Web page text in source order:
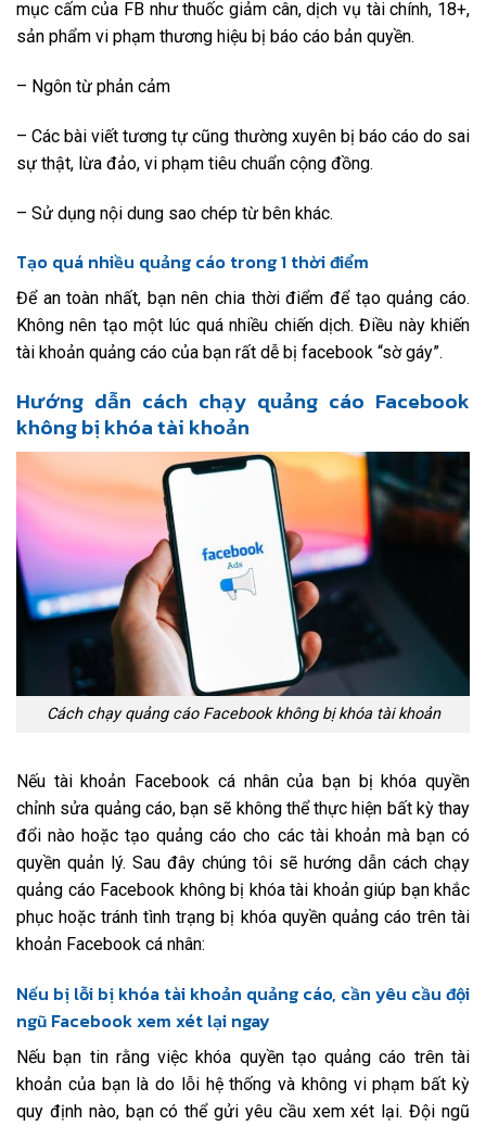
mục cấm của FB như thuốc giảm cân, dịch vụ tài chính, 18+,
sản phẩm vi phạm thương hiệu bị báo cáo bản quyền.
– Ngôn từ phản cảm
– Các bài viết tương tự cũng thường xuyên bị báo cáo do sai
sự thật, lừa đảo, vi phạm tiêu chuẩn cộng đồng.
– Sử dụng nội dung sao chép từ bên khác.
Tạo quá nhiều quảng cáo trong 1 thời điểm
Để an toàn nhất, bạn nên chia thời điểm để tạo quảng cáo.
Không nên tạo một lúc quá nhiều chiến dịch. Điều này khiến
tài khoản quảng cáo của bạn rất dễ bị facebook “sờ gáy”.
Hướng dẫn cách chạy quảng cáo Facebook
không bị khóa tài khoản
Cách chạy quảng cáo Facebook không bị khóa tài khoản
Nếu tài khoản Facebook cá nhân của bạn bị khóa quyền
chỉnh sửa quảng cáo, bạn sẽ không thể thực hiện bất kỳ thay
đổi nào hoặc tạo quảng cáo cho các tài khoản mà bạn có
quyền quản lý. Sau đây chúng tôi sẽ hướng dẫn cách chạy
quảng cáo Facebook không bị khóa tài khoản giúp bạn khắc
phục hoặc tránh tình trạng bị khóa quyền quảng cáo trên tài
khoản Facebook cá nhân:
Nếu bị lỗi bị khóa tài khoản quảng cáo, cần yêu cầu đội
ngũ Facebook xem xét lại ngay
Nếu bạn tin rằng việc khóa quyền tạo quảng cáo trên tài
khoản của bạn là do lỗi hệ thống và không vi phạm bất kỳ
quy định nào, bạn có thể gửi yêu cầu xem xét lại. Đội ngũ